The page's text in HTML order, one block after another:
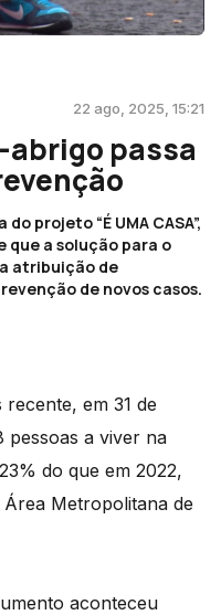
22 ago, 2025, 15:21
abrigo passa
projeto “É UMA CASA”,
que a solução para o
atribuição de
de novos casos.
em 31 de
pessoas a viver na
do que em 2022,
Metropolitana de
aconteceu